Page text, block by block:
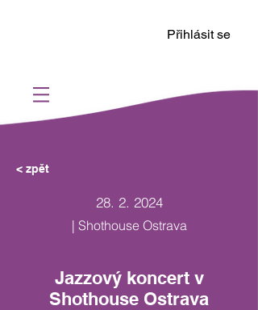
Přihlásit se
< zpět
28. 2. 2024
| Shothouse Ostrava
Jazzový koncert v
Shothouse Ostrava